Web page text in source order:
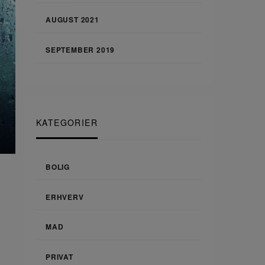
AUGUST 2021
SEPTEMBER 2019
KATEGORIER
BOLIG
ERHVERV
MAD
PRIVAT